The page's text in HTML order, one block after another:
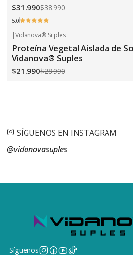
$31.990$38.990
5.0
-24% OFF
|Vidanova® Suples
Proteína Vegetal Aislada de
Vidanova® Suples
$21.990$28.990
SÍGUENOS EN INSTAGRAM
@vidanovasuples
Síguenos